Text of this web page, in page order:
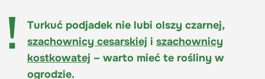
Turkuć podjadek nie lubi olszy czarnej,
szachownicy cesarskiej i szachownicy
kostkowatej – warto mieć te rośliny w
ogrodzie.